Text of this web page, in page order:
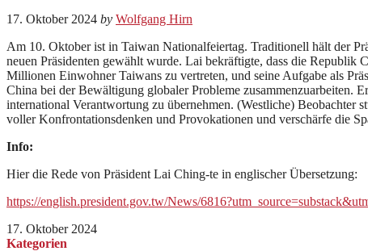
17. Oktober 2024 by Wolfgang Hirn
Am 10. Oktober ist in Taiwan Nationalfeiertag. Traditionell hält der
neuen Präsidenten gewählt wurde. Lai bekräftigte, dass die
Millionen Einwohner Taiwans zu vertreten, und seine Aufgabe als
China bei der Bewältigung globaler Probleme zusammenzuarbeiten.
international Verantwortung zu übernehmen. (Westliche) Beobachter
voller Konfrontationsdenken und Provokationen und verschärfe die
Info:
Hier die Rede von Präsident Lai Ching-te in englischer Übersetzung:
https://english.president.gov.tw/News/
17. Oktober 2024
Kategorien